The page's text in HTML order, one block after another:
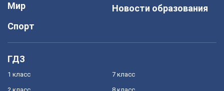
Мир
Спорт
Новости образования
ГДЗ
1 класс 7 класс